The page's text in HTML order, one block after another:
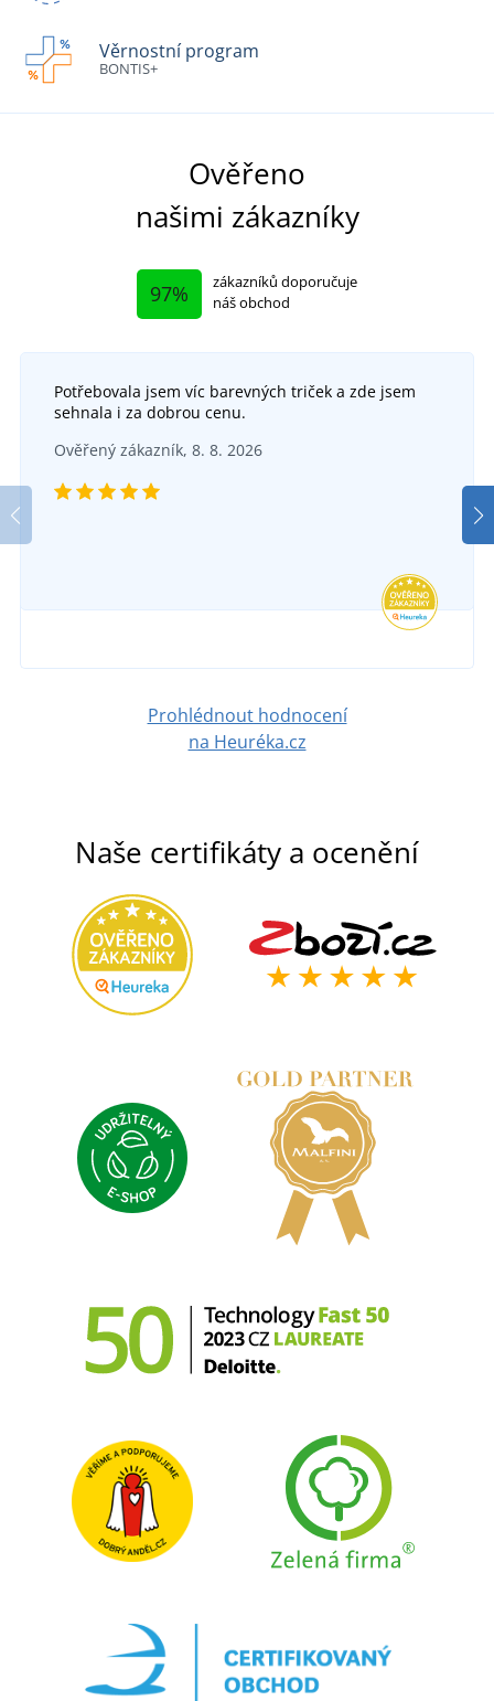
Věrnostní program
BONTIS+
Ověřeno
našimi zákazníky
97%
zákazníků doporučuje
náš obchod
Potřebovala jsem víc barevných triček a zde jsem
sehnala i za dobrou cenu.
Ověřený zákazník, 8. 8. 2026
Prohlédnout hodnocení
na Heuréka.cz
Naše certifikáty a ocenění